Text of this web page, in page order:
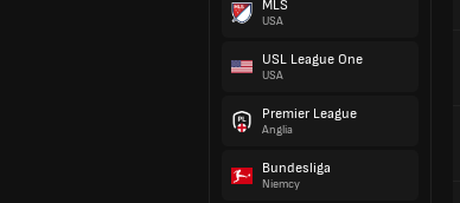
MLS
USA
USL League One
USA
Premier League
Anglia
Bundesliga
Niemcy